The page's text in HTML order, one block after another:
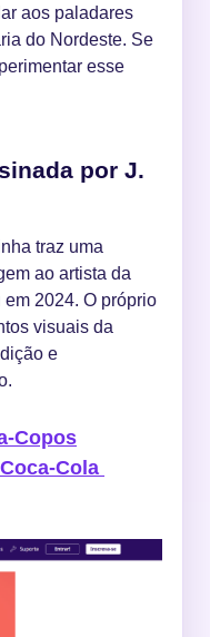
aos paladares
do Nordeste. Se
esse
por J.
traz uma
ao artista da
2024. O próprio
visuais da
e
Copos
Cola